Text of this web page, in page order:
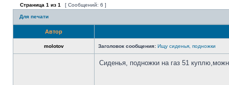
Страница 1 из 1 [ Сообщений: 6 ]
Для печати
Автор
molotov Заголовок сообщения: Ищу сиденья, подножки
Сиденья, подножки на газ 51